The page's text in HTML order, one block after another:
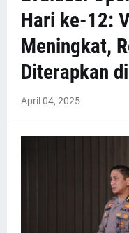
Hari ke-12:
Meningkat,
Diterapkan
April 04, 2025